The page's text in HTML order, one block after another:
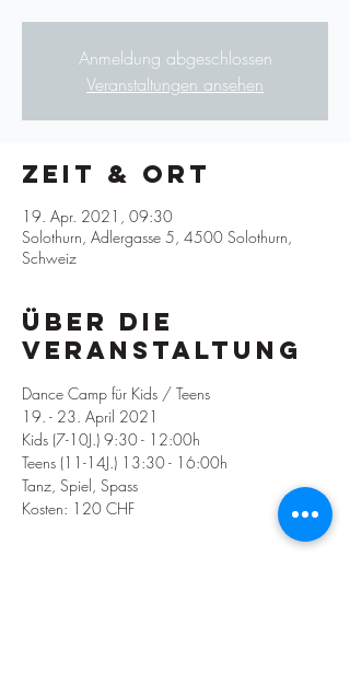
Anmeldung abgeschlossen
Veranstaltungen ansehen
Zeit & Ort
19. Apr. 2021, 09:30
Solothurn, Adlergasse 5, 4500 Solothurn,
Schweiz
Über die
Veranstaltung
Dance Camp für Kids / Teens
19. - 23. April 2021
Kids (7-10J.) 9:30 - 12:00h
Teens (11-14J.) 13:30 - 16:00h
Tanz, Spiel, Spass
Kosten: 120 CHF